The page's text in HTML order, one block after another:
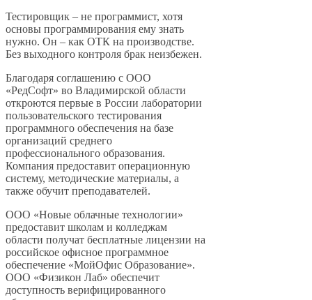
Тестировщик – не программист, хотя
основы программирования ему знать
нужно. Он – как ОТК на производстве.
Без выходного контроля брак неизбежен.
Благодаря соглашению с ООО
«РедСофт» во Владимирской области
откроются первые в России лаборатории
пользовательского тестирования
программного обеспечения на базе
организаций среднего
профессионального образования.
Компания предоставит операционную
систему, методические материалы, а
также обучит преподавателей.
ООО «Новые облачные технологии»
предоставит школам и колледжам
области получат бесплатные лицензии на
российское офисное программное
обеспечение «МойОфис Образование».
ООО «Физикон Лаб» обеспечит
доступность верифицированного